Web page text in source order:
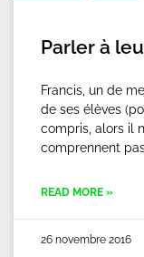
Parler à
Francis, un de
de ses élèves
compris, alors il
comprennent
READ MORE »
26 novembre 2016